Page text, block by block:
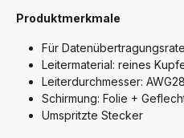
Produktmerkmale
Für
Leitermaterial: reines
Leiterdurchmesser:
Schirmung: Folie +
Umspritzte Stecker